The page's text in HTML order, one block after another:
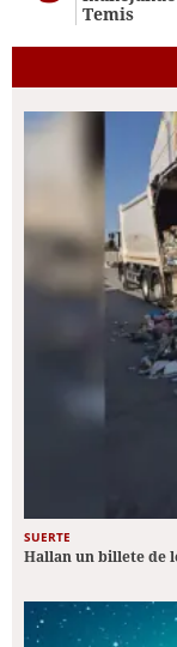
Temis
SUERTE
Hallan un billete de